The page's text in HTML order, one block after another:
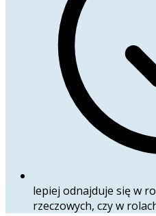
lepiej odnajduje się w
rzeczowych, czy w